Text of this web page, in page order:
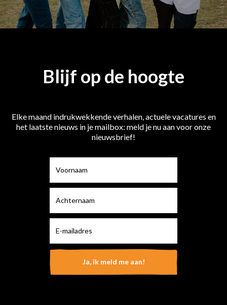
Blijf op de hoogte
Elke maand indrukwekkende verhalen, actuele vacatures en
het laatste nieuws in je mailbox: meld je nu aan voor onze
nieuwsbrief!
Voornaam
Achternaam
E-mailadres
Ja, ik meld me aan!